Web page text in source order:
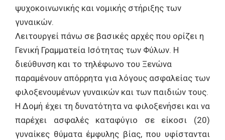
ψυχοκοινωνικής και νομικής στήριξης των
γυναικών.
Λειτουργεί πάνω σε βασικές αρχές που ορίζει η
Γενική Γραμματεία Ισότητας των Φύλων. Η
διεύθυνση και το τηλέφωνο του Ξενώνα
παραμένουν απόρρητα για λόγους ασφαλείας των
φιλοξενουμένων γυναικών και των παιδιών τους.
Η ∆ομή έχει τη δυνατότητα να φιλοξενήσει και να
παρέχει ασφαλές καταφύγιο σε είκοσι (20)
γυναίκες θύματα έμφυλης βίας, που υφίστανται